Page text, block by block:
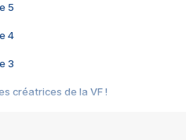
5
4
3
créatrices de la VF !